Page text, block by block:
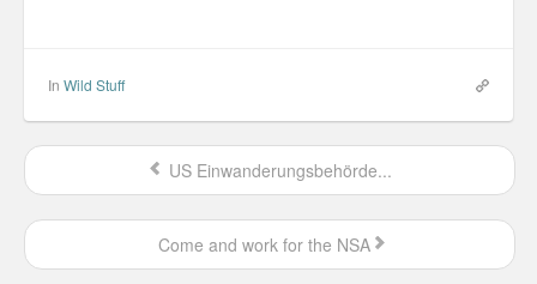
Vorsprung durch Technik
Psychos
In Wild Stuff
US Einwanderungsbehörde...
Come and work for the NSA